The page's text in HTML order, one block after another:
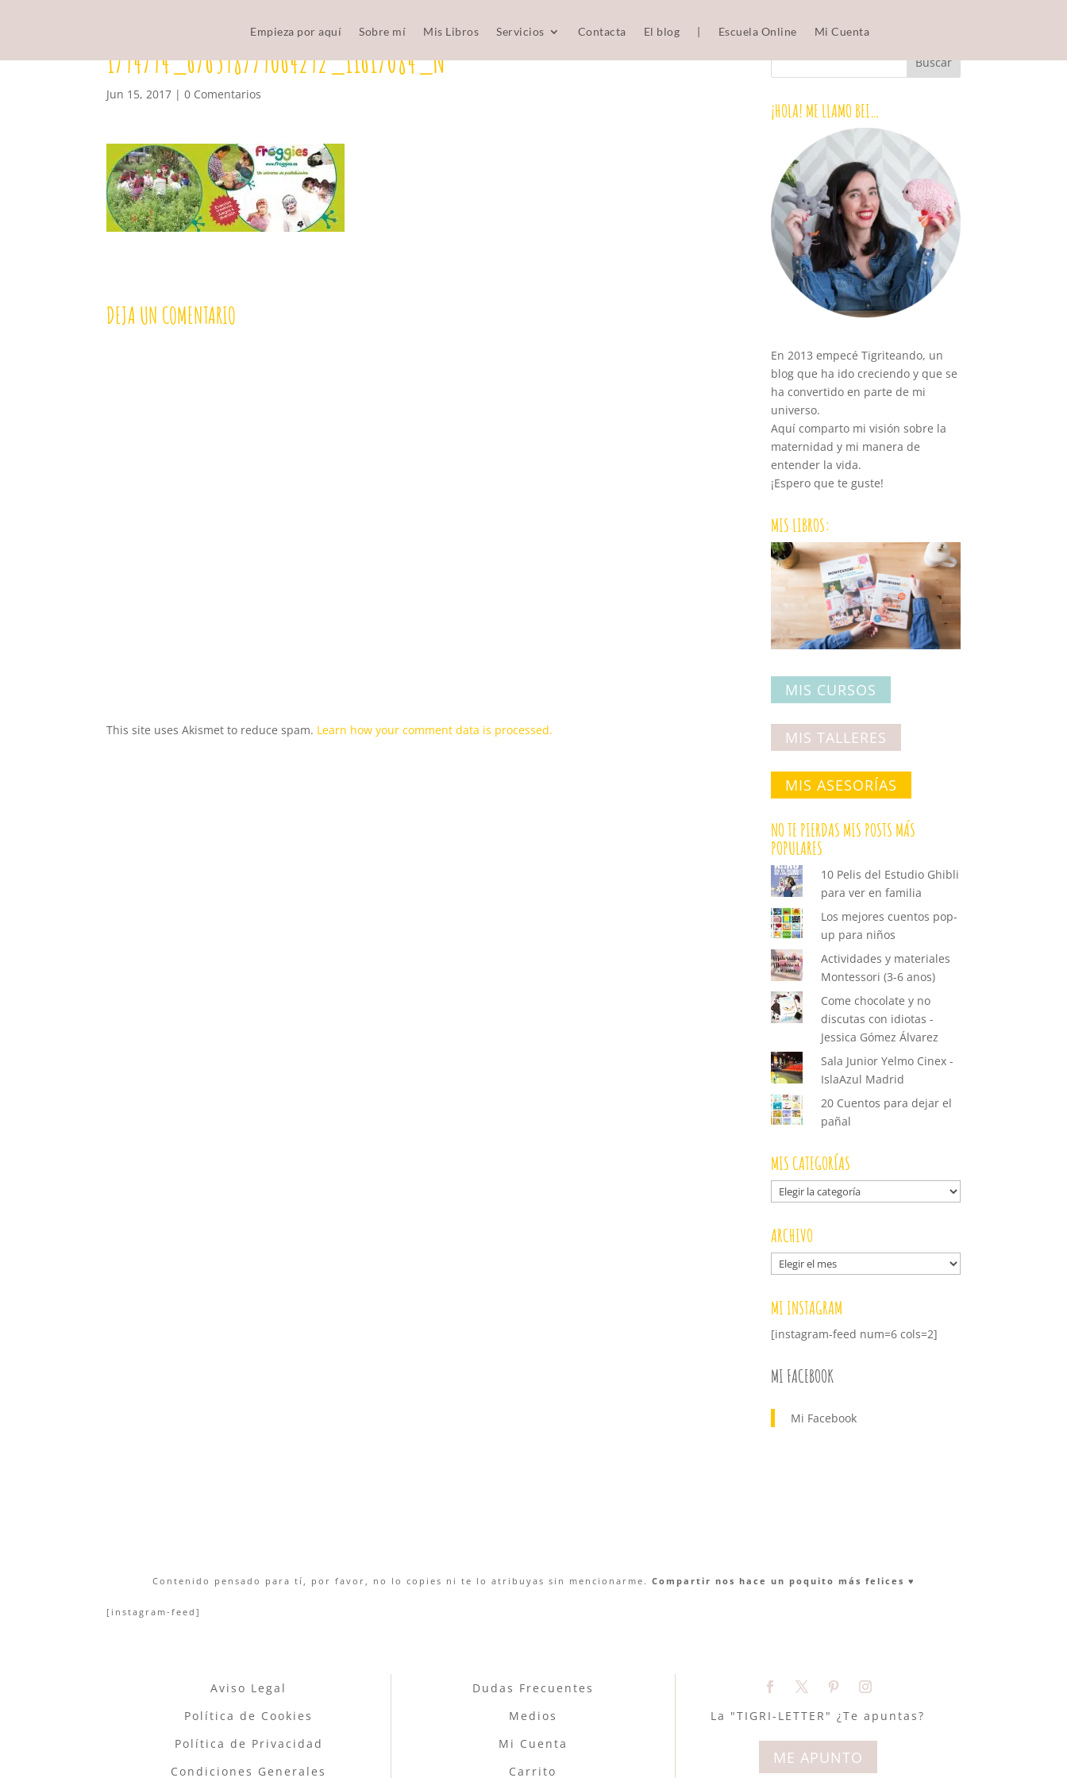
Empieza por aquí Sobre mí Mis Libros Servicios Contacta El blog | Escuela Online Mi Cuenta
1794794_676598779064292_11617084_N
Jun 15, 2017 |0 Comentarios
DEJA UN COMENTARIO
This site uses Akismet to reduce spam. Learn how your comment data is processed.
¡HOLA! ME LLAMO BEI…
En 2013 empecé Tigriteando, un
blog que ha ido creciendo y que se
ha convertido en parte de mi
universo.
Aquí comparto mi visión sobre la
maternidad y mi manera de
entender la vida.
¡Espero que te guste!
MIS LIBROS:
MIS CURSOS
MIS TALLERES
MIS ASESORÍAS
NO TE PIERDAS MIS POSTS MÁS
POPULARES
10 Pelis del Estudio Ghibli
para ver en familia
Los mejores cuentos pop-
up para niños
Actividades y materiales
Montessori (3-6 anos)
Come chocolate y no
discutas con idiotas -
Jessica Gómez Álvarez
Sala Junior Yelmo Cinex -
IslaAzul Madrid
20 Cuentos para dejar el
pañal
MIS CATEGORÍAS
Mis
categorías
ARCHIVO
Archivo
MI INSTAGRAM
[instagram-feed num=6 cols=2]
MI FACEBOOK
Mi Facebook
Contenido pensado para tí, por favor, no lo copies ni te lo atribuyas sin mencionarme. Compartir nos hace un poquito más felices ♥︎
[instagram-feed]
Aviso Legal
Política de Cookies
Política de Privacidad
Condiciones Generales
Dudas Frecuentes
Medios
Mi Cuenta
Carrito
La "TIGRI-LETTER" ¿Te apuntas?
ME APUNTO